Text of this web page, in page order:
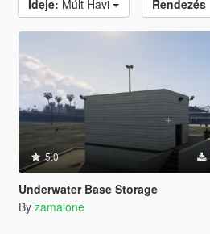
Ideje: Múlt Havi Rendezés
5.0
Underwater Base Storage
By zamalone